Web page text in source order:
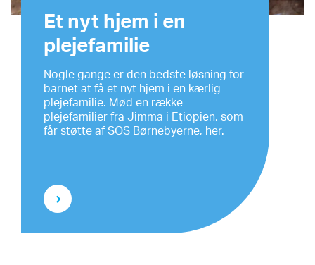
Et nyt hjem i en
plejefamilie
Nogle gange er den bedste løsning for
barnet at få et nyt hjem i en kærlig
plejefamilie. Mød en række
plejefamilier fra Jimma i Etiopien, som
får støtte af SOS Børnebyerne, her.